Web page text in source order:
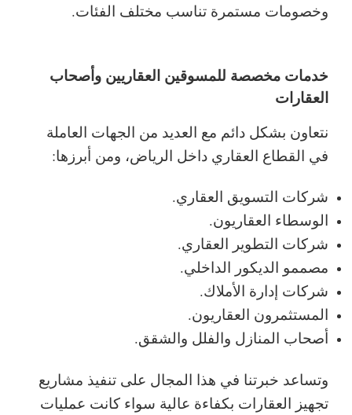
وخصومات مستمرة تناسب مختلف الفئات.
خدمات مخصصة للمسوقين العقاريين وأصحاب
العقارات
نتعاون بشكل دائم مع العديد من الجهات العاملة
في القطاع العقاري داخل الرياض، ومن أبرزها:
شركات التسويق العقاري.
الوسطاء العقاريون.
شركات التطوير العقاري.
مصممو الديكور الداخلي.
شركات إدارة الأملاك.
المستثمرون العقاريون.
أصحاب المنازل والفلل والشقق.
وتساعد خبرتنا في هذا المجال على تنفيذ مشاريع
تجهيز العقارات بكفاءة عالية سواء كانت عمليات